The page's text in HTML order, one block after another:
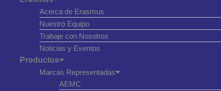
Acerca de Erasmus
Nuestro Equipo
Trabaje con Nosotros
Noticias y Eventos
Productos
Marcas Representadas
AEMC